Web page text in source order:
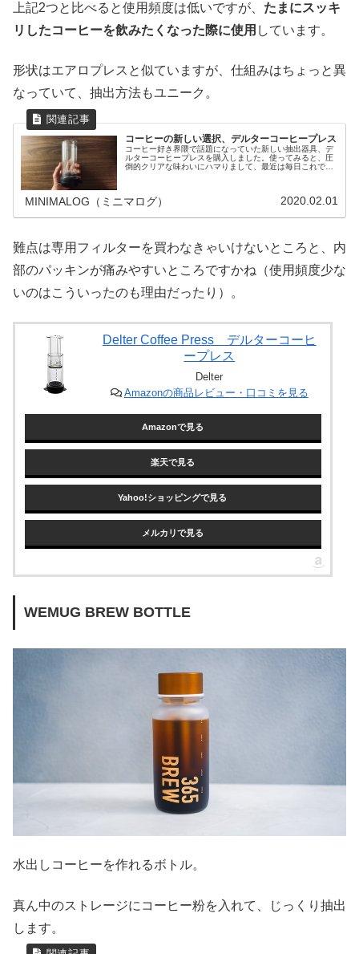
上記2つと比べると使用頻度は低いですが、 たまにスッキ
リしたコーヒーを飲みたくなった際に使用 しています。
形状はエアロプレスと似ていますが、仕組みはちょっと異
なっていて、抽出方法もユニーク。
コーヒーの新しい選択、デルターコーヒープレス
コーヒー好き界隈で話題になっていた新しい抽出器具、デ
ルターコーヒープレスを購入しました。使ってみると、圧
倒的クリアな味わいにハマりまして、最近は毎日これでコ
MINIMALOG（ミニマログ） 2020.02.01
難点は専用フィルターを買わなきゃいけないところと、内
部のパッキンが痛みやすいところですかね（使用頻度少な
いのはこういったのも理由だったり）。
Delter Coffee Press デルターコーヒ
ープレス
Delter
Amazonの商品レビュー・口コミを見る
Amazonで見る
楽天で見る
Yahoo!ショッピングで見る
メルカリで見る
WEMUG BREW BOTTLE
水出しコーヒーを作れるボトル。
真ん中のストレージにコーヒー粉を入れて、じっくり抽出
します。